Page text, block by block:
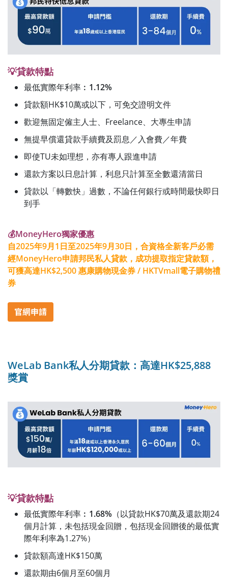
💡貸款特點
最低實際年利率︰ 1.12%
貸款額HK$10萬或以下，可免交證明文件
歡迎無固定僱主人士、Freelance、大專生申請
無提早償還貸款手續費及罰息／入會費／年費
即使TU未如理想，亦有專人跟進申請
還款方案以日息計算，利息只計算至全數還清當日
貸款以「轉數快」過數，不論任何銀行或時間最快即日
到手
💰MoneyHero獨家優惠
自2025年9月1日至2025年9月30日，合資格全新客戶必需
經MoneyHero申請邦民私人貸款，成功提取指定貸款額，
可獲高達HK$2,500 惠康購物現金券 / HKTVmall電子購物禮
券
WeLab Bank私人分期貸款：高達HK$25,888
獎賞
💡貸款特點
最低實際年利率︰ 1.68% （以貸款HK$70萬及還款期24
個月計算，未包括現金回贈，包括現金回贈後的最低實
際年利率為1.27%）
貸款額高達HK$150萬
還款期由6個月至60個月